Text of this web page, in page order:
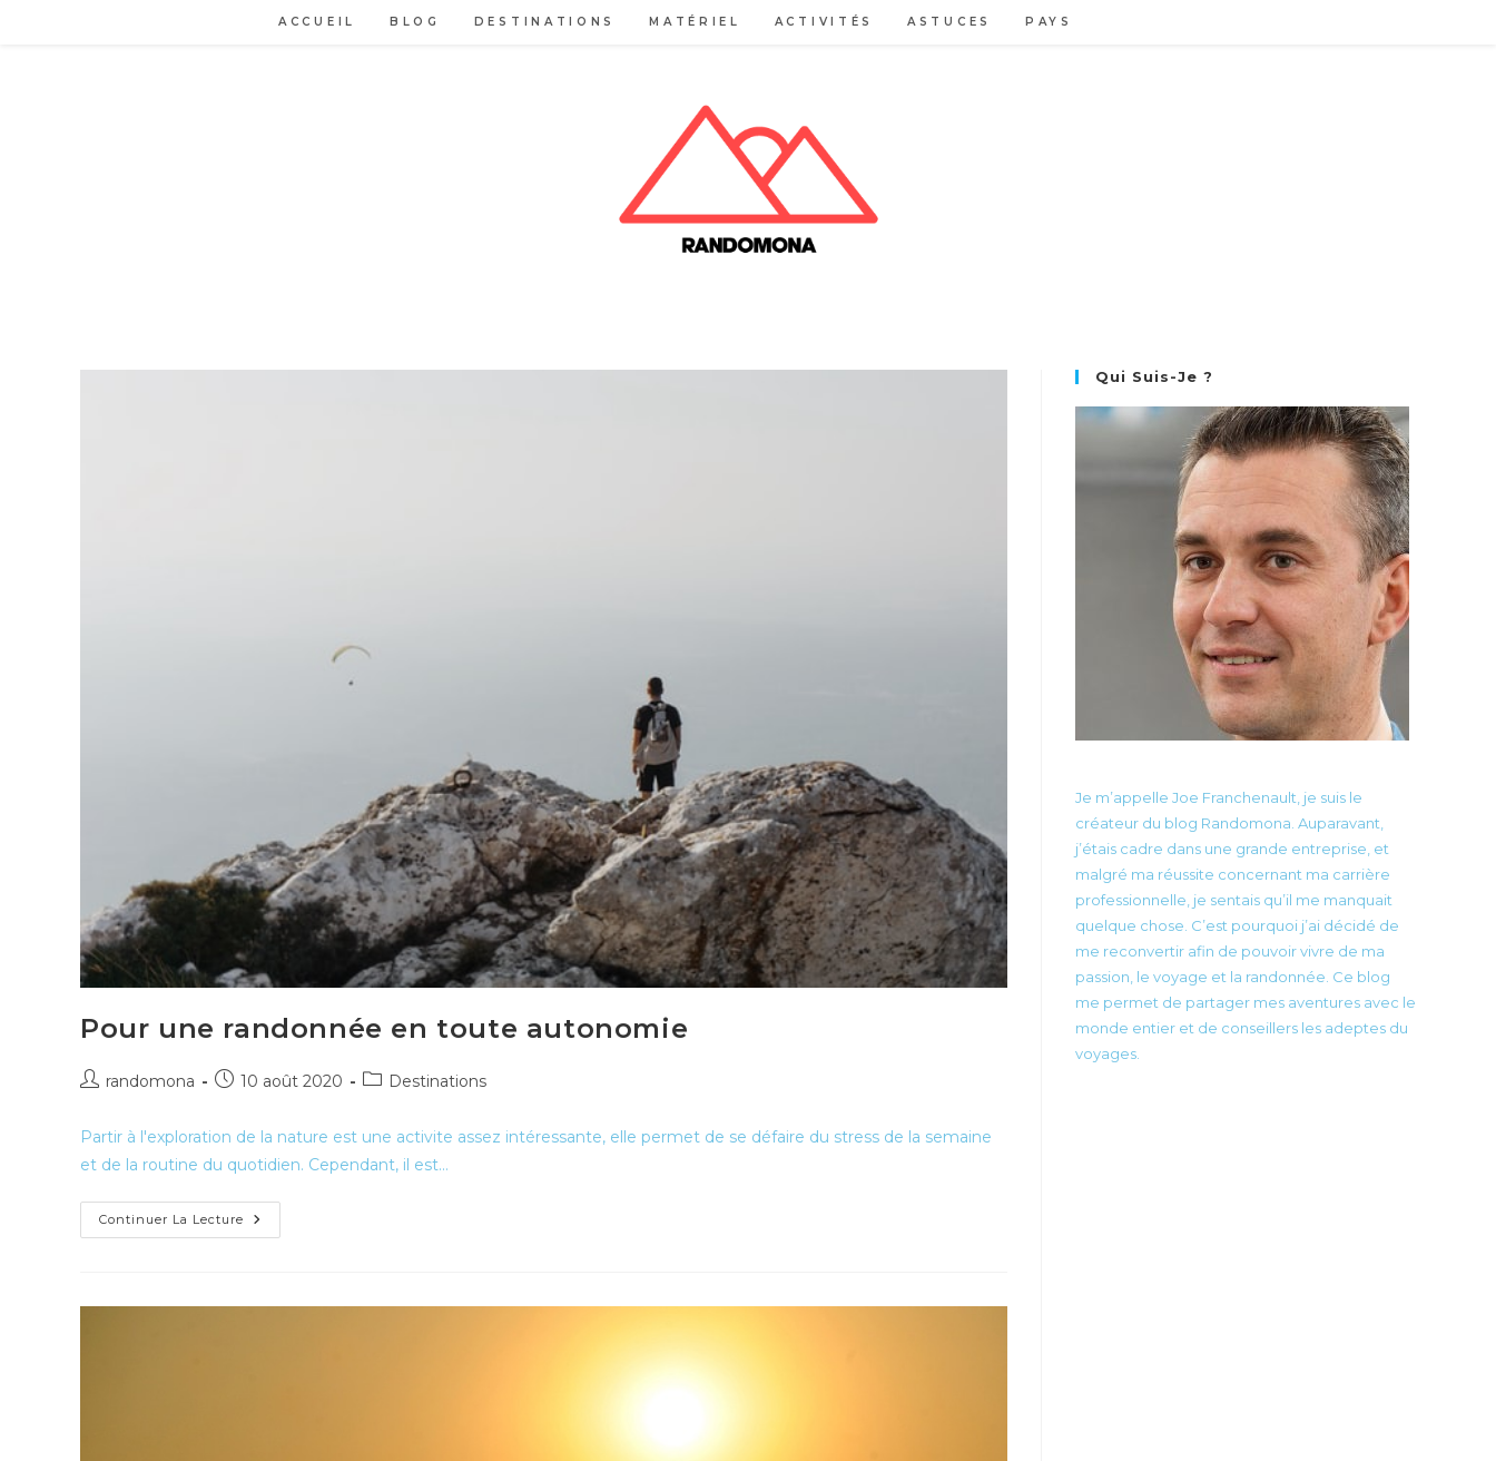
ACCUEIL BLOG DESTINATIONS MATÉRIEL ACTIVITÉS ASTUCES PAYS
Pour une randonnée en toute autonomie
Auteur/autrice
la
publication :
randomona
Publication
10 août 2020
PostDestinations
Partir à l'exploration de la nature est une activite assez intéressante, elle permet de se défaire du stress de la semaine
et de la routine du quotidien. Cependant, il est…
Continuer La Lecture Pour
Une
Qui Suis-Je ?
Je m’appelle Joe Franchenault, je suis le
créateur du blog Randomona. Auparavant,
j’étais cadre dans une grande entreprise, et
malgré ma réussite concernant ma carrière
professionnelle, je sentais qu’il me manquait
quelque chose. C’est pourquoi j’ai décidé de
me reconvertir afin de pouvoir vivre de ma
passion, le voyage et la randonnée. Ce blog
me permet de partager mes aventures avec le
monde entier et de conseillers les adeptes du
voyages.